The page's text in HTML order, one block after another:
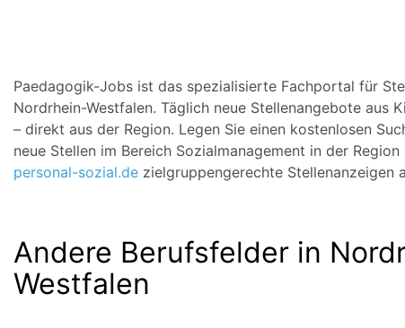
Paedagogik-Jobs ist das spezialisierte Fachportal für
Nordrhein-Westfalen. Täglich neue Stellenangebote aus
– direkt aus der Region. Legen Sie einen kostenlosen
neue Stellen im Bereich Sozialmanagement in der
personal-sozial.de zielgruppengerechte
Andere Berufsfelder in
Westfalen